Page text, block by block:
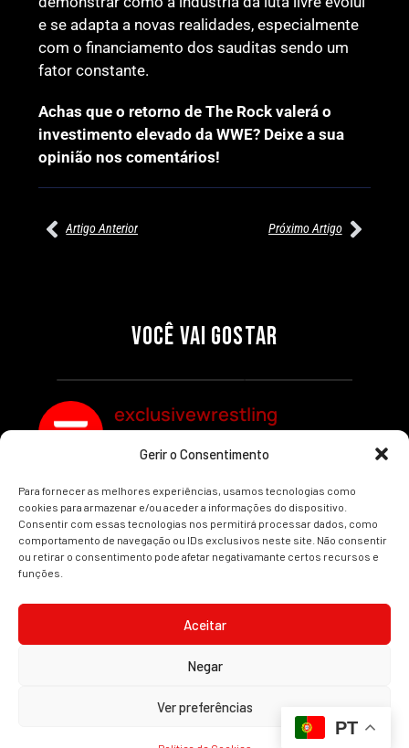
Gerir o Consentimento
Para fornecer as melhores experiências, usamos tecnologias como
cookies para armazenar e/ou aceder a informações do dispositivo.
Consentir com essas tecnologias nos permitirá processar dados, como
comportamento de navegação ou IDs exclusivos neste site. Não consentir
ou retirar o consentimento pode afetar negativamante certos recursos e
funções.
Aceitar
Negar
Ver preferências
e se adapta a novas realidades, especialmente
com o financiamento dos sauditas sendo um
fator constante.
Achas que o retorno de The Rock valerá o
investimento elevado da WWE? Deixe a sua
opinião nos comentários!
Artigo Anterior Próximo Artigo
VOCÊ VAI GOSTAR
SEGMENTOS A NÃO PERDER
Por exclusivewrestling
MUNDIAL FEMININO NA AEW
REDEMPTION
Por exclusivewrestling
exclusivewrestling
Ver mais Artigos
seus respetivos proprietários.
Illimitatus Agency
Política de Privacidade
PT